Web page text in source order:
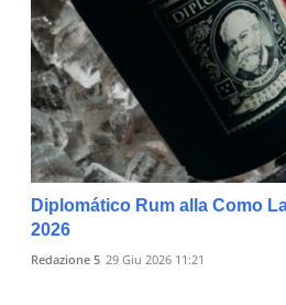
Diplomático Rum alla Como
2026
Redazione 5 29 Giu 2026 11:21